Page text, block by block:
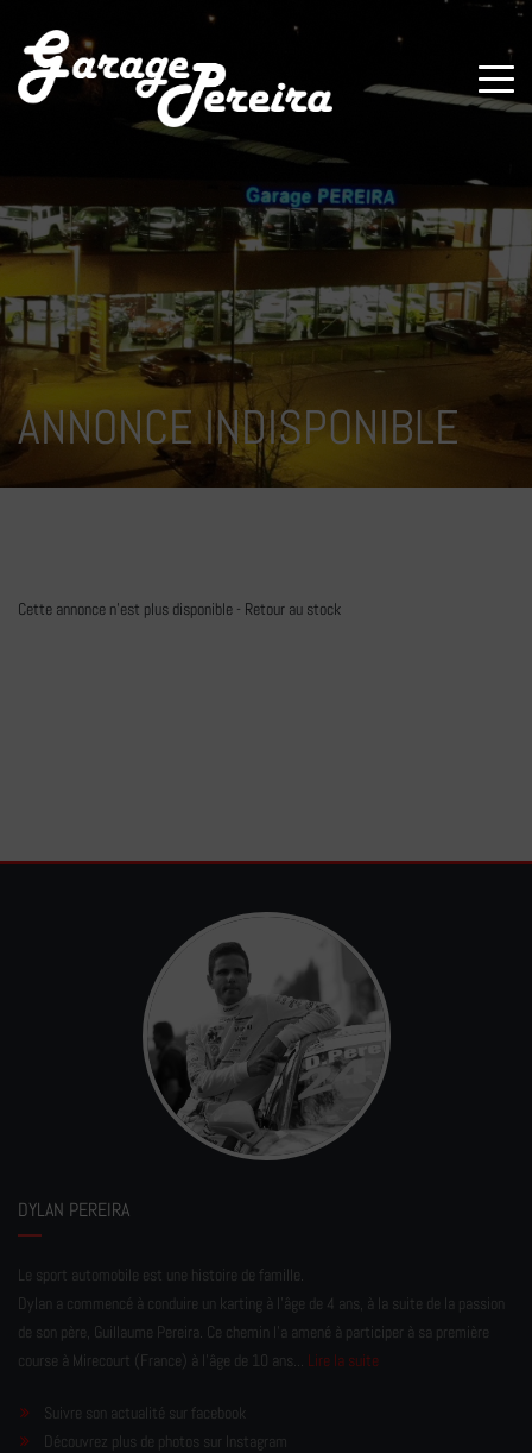
ANNONCE INDISPONIBLE
Cette annonce n'est plus disponible - Retour au stock
DYLAN PEREIRA
Le sport automobile est une histoire de famille.
Dylan a commencé à conduire un karting à l’âge de 4 ans, à la suite de la passion
de son père, Guillaume Pereira. Ce chemin l'a amené à participer à sa première
course à Mirecourt (France) à l'âge de 10 ans... Lire la suite
Suivre son actualité sur facebook
Découvrez plus de photos sur Instagram
Paramètres avancés des cookies